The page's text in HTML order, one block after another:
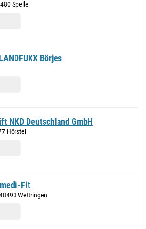
Spelle
Börjes
NKD Deutschland GmbH
Hörstel
Fit
Wettringen